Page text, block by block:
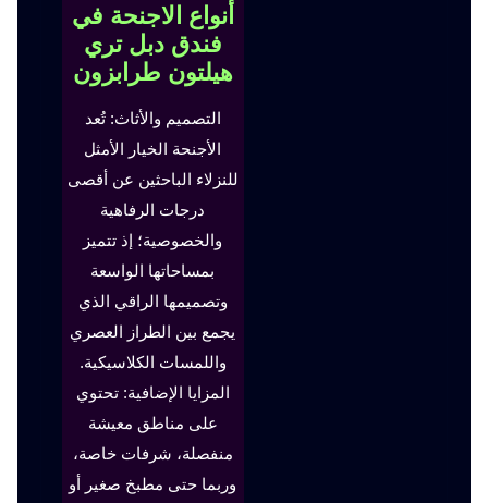
أنواع الاجنحة في
فندق دبل تري
هيلتون طرابزون
التصميم والأثاث: تُعد
الأجنحة الخيار الأمثل
للنزلاء الباحثين عن أقصى
درجات الرفاهية
والخصوصية؛ إذ تتميز
بمساحاتها الواسعة
وتصميمها الراقي الذي
يجمع بين الطراز العصري
واللمسات الكلاسيكية.
المزايا الإضافية: تحتوي
على مناطق معيشة
منفصلة، شرفات خاصة،
وربما حتى مطبخ صغير أو